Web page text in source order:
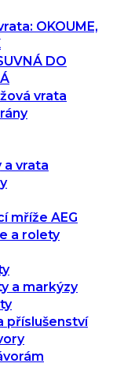
OKOUME,
DO
vrata
a vrata
mříže AEG
a rolety
a markýzy
příslušenství